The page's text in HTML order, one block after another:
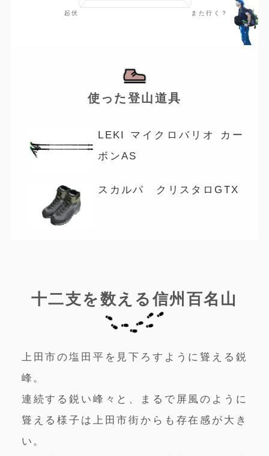
使った登山道具
LEKI マイクロバリオ カー
ボンAS
スカルパ クリスタロGTX
十二支を数える信州百名山
上田市の塩田平を見下ろすように聳える鋭
峰。
連続する鋭い峰々と、まるで屏風のように
聳える様子は上田市街からも存在感が大き
い。